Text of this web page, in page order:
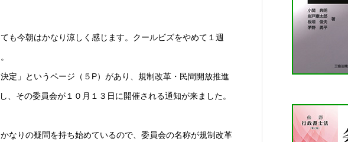
も今朝はかなり涼しく感じます。クールビズをやめて１週
定」というページ（５P）があり、規制改革・民間開放推進
その委員会が１０月１３日に開催される通知が来ました。
なりの疑問を持ち始めているので、委員会の名称が規制改革